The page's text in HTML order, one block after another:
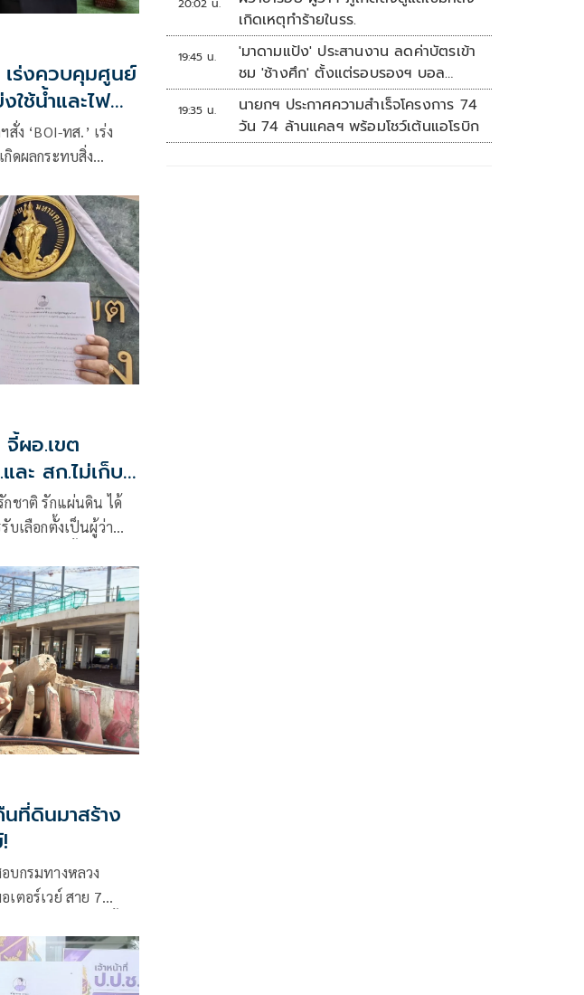
ร่งควบคุมศูนย์
ช้น้ำและไฟฟ้า
ง ‘BOI-ทส.’ เร่ง
ผอ.เขต
ละ สก.ไม่เก็บ
กชาติ รักแผ่นดิน ได้
บเลือกตั้งเป็นผู้ว่า
.) ที่ไม่ยอมเก็บป้ายหา
ที่ดินมาสร้าง
บกรมทางหลวง
เตอร์เวย์ สาย 7
20:02 น.
เกิดเหตุทำร้ายในรร.
19:45 น.
'มาดามแป้ง' ประสานงาน ลดค่าบัตรเข้า
ชม 'ช้างศึก' ตั้งแต่รอบรองฯ บอล
อาเซียน
19:35 น.
นายกฯ ประกาศความสำเร็จโครงการ 74
วัน 74 ล้านแคลฯ พร้อมโชว์เต้นแอโรบิก